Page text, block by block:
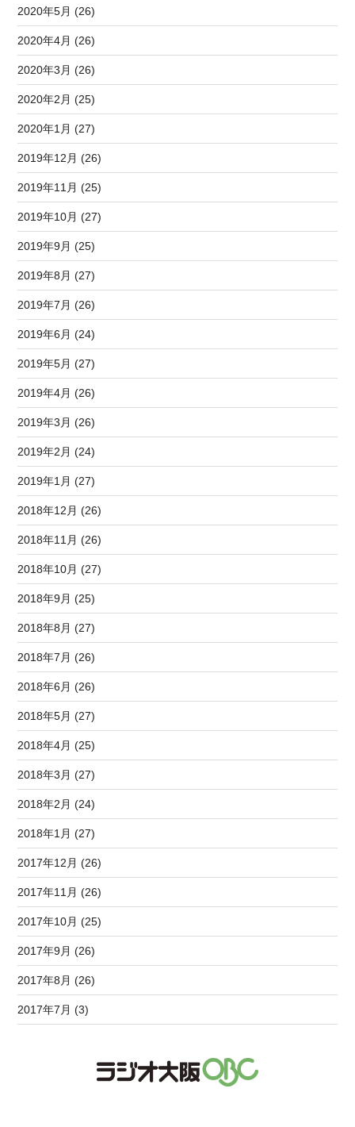
2020年5月 (26)
2020年4月 (26)
2020年3月 (26)
2020年2月 (25)
2020年1月 (27)
2019年12月 (26)
2019年11月 (25)
2019年10月 (27)
2019年9月 (25)
2019年8月 (27)
2019年7月 (26)
2019年6月 (24)
2019年5月 (27)
2019年4月 (26)
2019年3月 (26)
2019年2月 (24)
2019年1月 (27)
2018年12月 (26)
2018年11月 (26)
2018年10月 (27)
2018年9月 (25)
2018年8月 (27)
2018年7月 (26)
2018年6月 (26)
2018年5月 (27)
2018年4月 (25)
2018年3月 (27)
2018年2月 (24)
2018年1月 (27)
2017年12月 (26)
2017年11月 (26)
2017年10月 (25)
2017年9月 (26)
2017年8月 (26)
2017年7月 (3)